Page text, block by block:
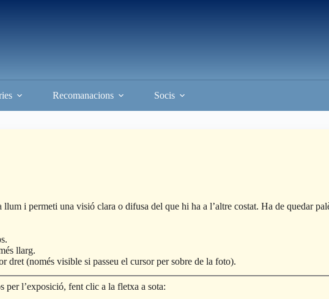
Recomanacions Socis
i permeti una visió clara o difusa del que hi ha a l’altre costat. Ha de quedar
llarg.
dret (només visible si passeu el cursor per sobre de la foto).
l’exposició, fent clic a la fletxa a sota: